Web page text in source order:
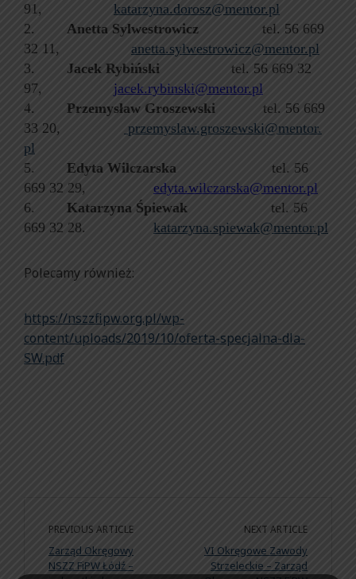
91, katarzyna.dorosz@mentor.pl
2. Anetta Sylwestrowicz tel. 56 669
32 11, anetta.sylwestrowicz@mentor.pl
3. Jacek Rybiński tel. 56 669 32
97, jacek.rybinski@mentor.pl
4. Przemysław Groszewski tel. 56 669
33 20,
przemyslaw.groszewski@mentor.
pl
5. Edyta Wilczarska tel. 56
669 32 29, edyta.wilczarska@mentor.pl
6. Katarzyna Śpiewak tel. 56
669 32 28. katarzyna.spiewak@mentor.pl
Polecamy również:
https://nszzfipw.org.pl/wp-
content/uploads/2019/10/oferta-specjalna-dla-
SW.pdf
PREVIOUS ARTICLE
Zarząd Okręgowy
NSZZ FiPW Łódź –
NEXT ARTICLE
VI Okręgowe Zawody
Strzeleckie – Zarząd